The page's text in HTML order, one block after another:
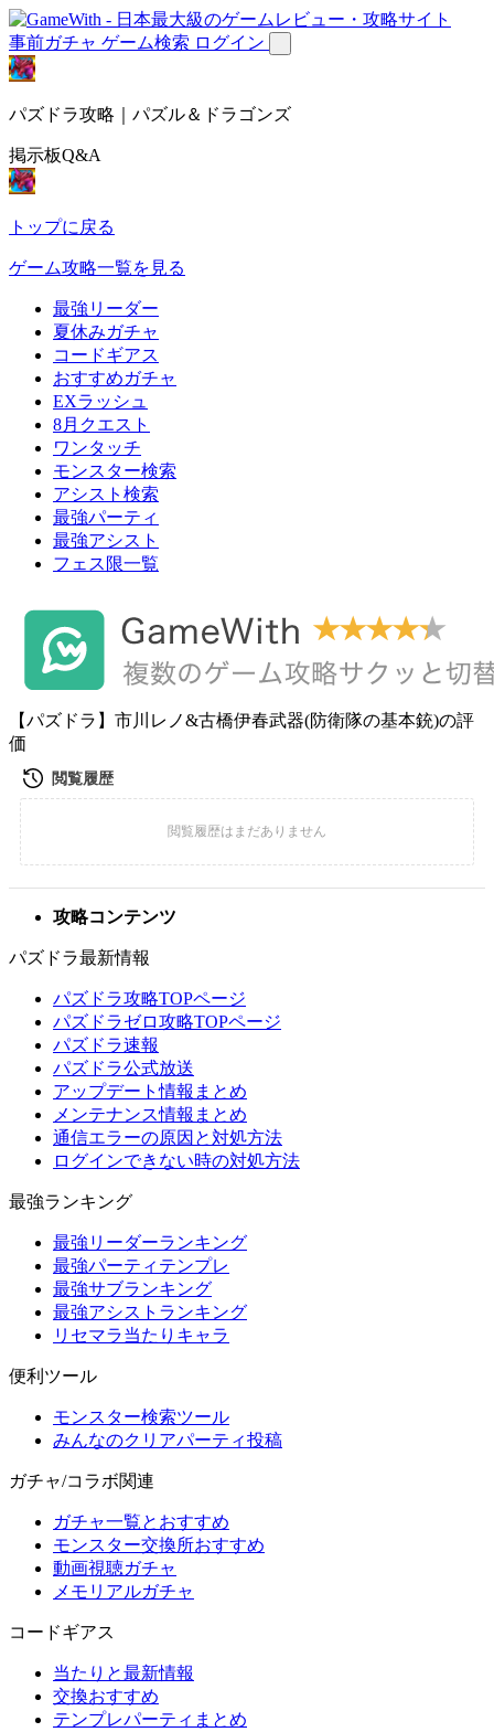
事前ガチャ ゲーム検索 ログイン
パズドラ攻略｜パズル＆ドラゴンズ
掲示板Q&A
トップに戻る
ゲーム攻略一覧を見る
最強リーダー
夏休みガチャ
コードギアス
おすすめガチャ
EXラッシュ
8月クエスト
ワンタッチ
モンスター検索
アシスト検索
最強パーティ
最強アシスト
フェス限一覧
【パズドラ】市川レノ&古橋伊春武器(防衛隊の基本銃)の評
価
攻略コンテンツ
パズドラ最新情報
パズドラ攻略TOPページ
パズドラゼロ攻略TOPページ
パズドラ速報
パズドラ公式放送
アップデート情報まとめ
メンテナンス情報まとめ
通信エラーの原因と対処方法
ログインできない時の対処方法
最強ランキング
最強リーダーランキング
最強パーティテンプレ
最強サブランキング
最強アシストランキング
リセマラ当たりキャラ
便利ツール
モンスター検索ツール
みんなのクリアパーティ投稿
ガチャ/コラボ関連
ガチャ一覧とおすすめ
モンスター交換所おすすめ
動画視聴ガチャ
メモリアルガチャ
コードギアス
当たりと最新情報
交換おすすめ
テンプレパーティまとめ